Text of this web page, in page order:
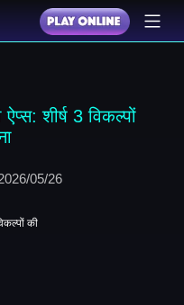
शीर्ष 3 विकल्पों
05/26